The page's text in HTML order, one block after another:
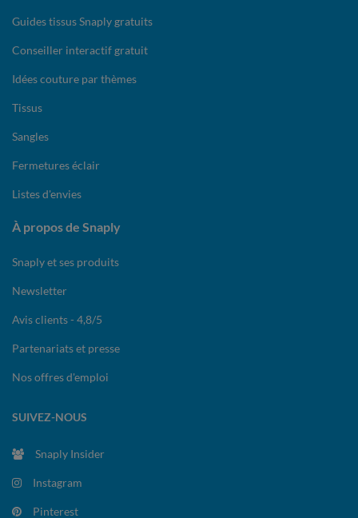
Guides tissus Snaply gratuits
Conseiller interactif gratuit
Idées couture par thèmes
Tissus
Sangles
Fermetures éclair
Listes d'envies
À propos de Snaply
Snaply et ses produits
Newsletter
Avis clients - 4,8/5
Partenariats et presse
Nos offres d'emploi
SUIVEZ-NOUS
Snaply Insider
Instagram
Pinterest